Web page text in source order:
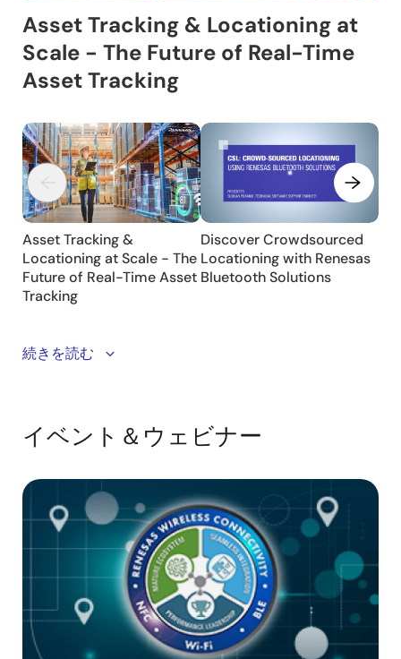
Discover the future of asset tracking and locationing
ATLAS in action, highlighting its unparalleled
tracking capabilities, and extensive range. See how
ATLAS can transform your asset management with its
advanced technology and innovative features.
続きを読む
イベント＆ウェビナー